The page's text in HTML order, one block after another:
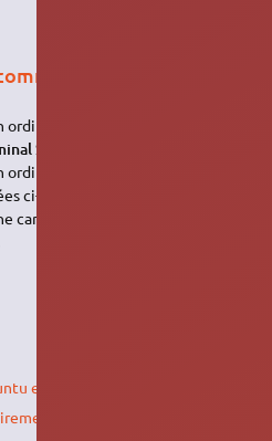
client léger LTSP
comme un client léger
Server
ordinateur répondant aux
ci-dessus est nécessaire. Cet
carte graphique et d'un écran,
et Lubuntu